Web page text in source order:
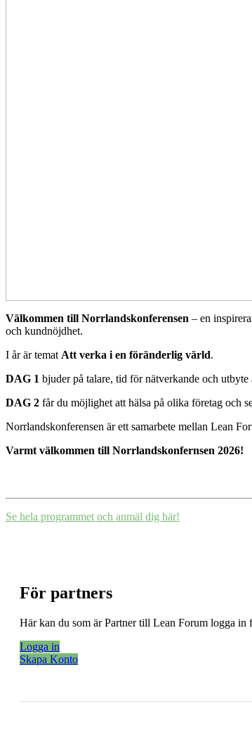
Välkommen till Norrlandskonferensen – en
och kundnöjdhet.
I år är temat Att verka i en föränderlig värld.
DAG 1 bjuder på talare, tid för nätverkande och
DAG 2 får du möjlighet att hälsa på olika företag och
Norrlandskonferensen är ett samarbete mellan Lean
Varmt välkommen till Norrlandskonfernsen 2026!
Se hela programmet och anmäl dig här!
För partners
Här kan du som är Partner till Lean Forum logga in
Logga in
Skapa Konto